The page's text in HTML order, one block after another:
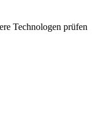
Technologen prüfen